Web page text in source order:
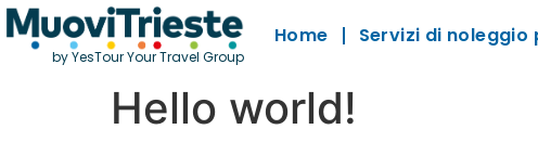
by YesTour Your Travel Group
Home Servizi di noleggio
Hello world!